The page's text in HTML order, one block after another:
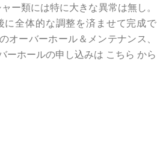
ー類には特に大きな異常は無し。
に全体的な調整を済ませて完成で
ーバーホール＆メンテナンス、
ーホールの申し込みは こちら から